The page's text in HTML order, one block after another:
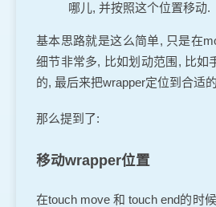
哪儿, 并按照这个位置移动.
基本思路就是这么简单, 只是在
细节非常多, 比如划动范围, 比如
的, 最后来把wrapper定位到合适
那么提到了:
移动wrapper位置
在touch move 和 touch end的时